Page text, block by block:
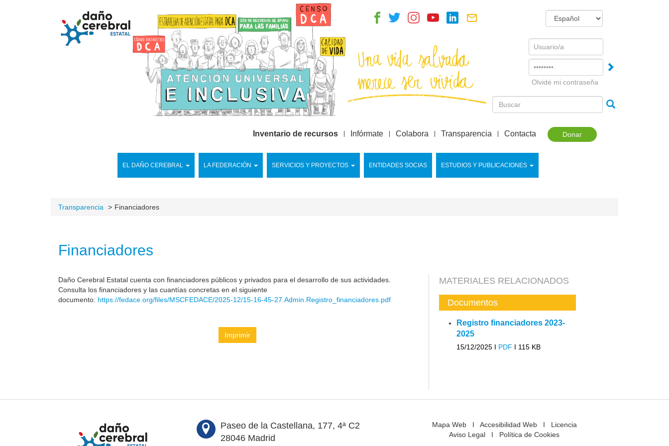
Username
Olvidé mi contraseña
Donar
EL DAÑO CEREBRAL LA FEDERACIÓN SERVICIOS Y PROYECTOS ENTIDADES SOCIAS ESTUDIOS Y PUBLICACIONES
Inventario de recursos Infórmate Colabora Transparencia Contacta
Transparencia Financiadores
Financiadores
Daño Cerebral Estatal cuenta con financiadores públicos y privados para el desarrollo de sus actividades.
Consulta los financiadores y las cuantías concretas en el siguiente
documento: https://fedace.org/files/MSCFEDACE/2025-12/15-16-45-27.Admin.Registro_financiadores.pdf
Imprimir
MATERIALES RELACIONADOS
Documentos
Registro financiadores 2023-
2025
15/12/2025 I PDF I 115 KB
Paseo de la Castellana, 177, 4ª C2
28046 Madrid
Mapa WebI Accesibilidad WebI Licencia
Aviso Legal I Política de Cookies